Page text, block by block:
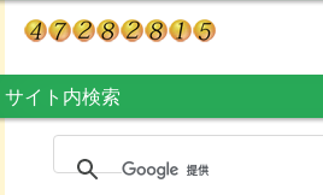
サイト内検索